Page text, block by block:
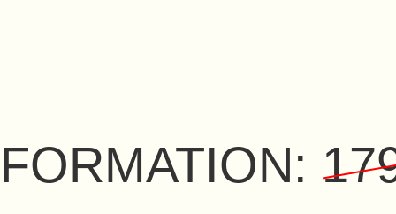
FORMATION: